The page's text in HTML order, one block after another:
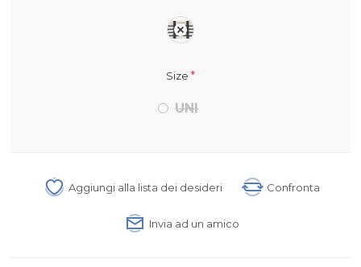
Size *
UNI
Aggiungi alla lista dei desideri Confronta
Invia ad un amico